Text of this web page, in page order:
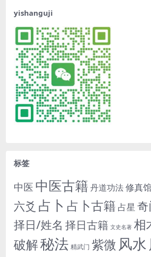
yishanguji
标签
中医 中医古籍 丹道功法修真馆
六爻 占卜 占卜古籍 占星 奇
择日/姓名 择日古籍 文史名著 相
破解秘法 精武门 紫微 风水